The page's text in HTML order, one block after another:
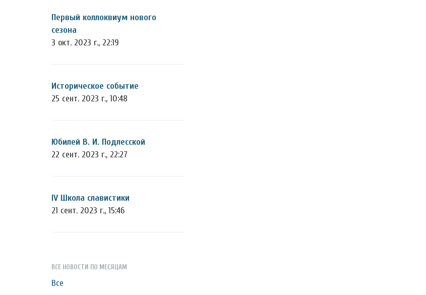
Первый коллоквиум нового
сезона
3 окт. 2023 г., 22:19
Историческое событие
25 сент. 2023 г., 10:48
Юбилей В. И. Подлесской
22 сент. 2023 г., 22:27
IV Школа славистики
21 сент. 2023 г., 15:46
ВСЕ НОВОСТИ ПО МЕСЯЦАМ
Все